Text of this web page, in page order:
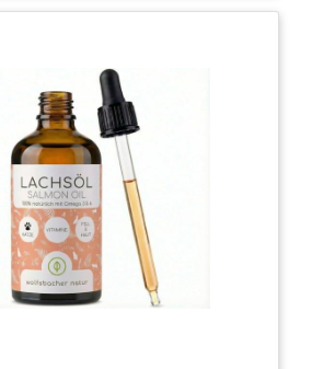
Utilisation très simple : il suffit de
Lola Pets à votre animal tout
l’année 🐱🐶 🐎 Tous les chiens, chats
peuvent être complémentés avec de
Saumon Lola Pets, les doses sont à
fonction de la race et de la raison
de l’huile - Pour les chiens ayant
l’obésité, la prise d’huile de saumon
consultez le veterinaire 🇫🇷
: Vous achetez auprès d'une
française avec une GARANTIE DE
INTEGRAL ! Votre achat chez